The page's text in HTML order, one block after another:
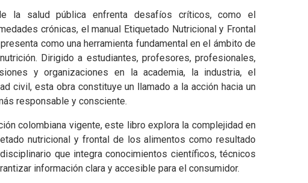
la salud pública enfrenta desafíos críticos, como el
crónicas, el manual Etiquetado Nutricional y Frontal
como una herramienta fundamental en el ámbito de
Dirigido a estudiantes, profesores, profesionales,
y organizaciones en la academia, la industria, el
civil, esta obra constituye un llamado a la acción hacia un
responsable y consciente.
colombiana vigente, este libro explora la complejidad en
nutricional y frontal de los alimentos como resultado
que integra conocimientos científicos, técnicos
información clara y accesible para el consumidor.